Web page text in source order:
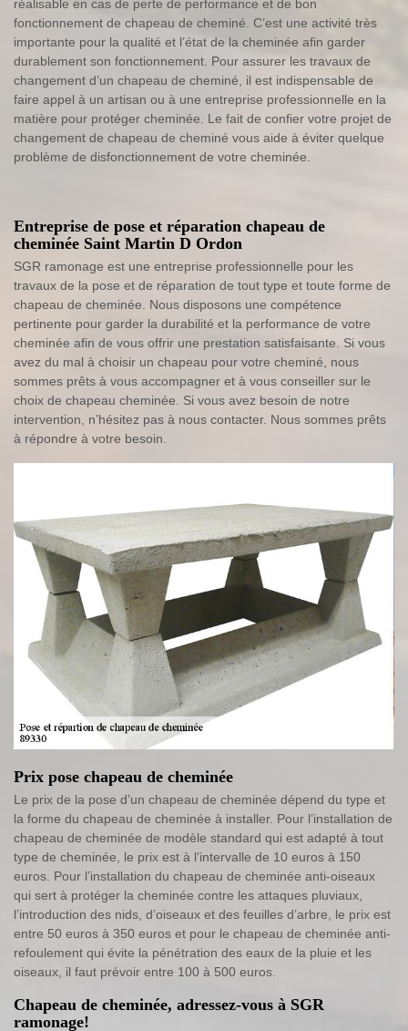
réalisable en cas de perte de performance et de bon
fonctionnement de chapeau de cheminé. C’est une activité très
importante pour la qualité et l’état de la cheminée afin garder
durablement son fonctionnement. Pour assurer les travaux de
changement d’un chapeau de cheminé, il est indispensable de
faire appel à un artisan ou à une entreprise professionnelle en la
matière pour protéger cheminée. Le fait de confier votre projet de
changement de chapeau de cheminé vous aide à éviter quelque
problème de disfonctionnement de votre cheminée.
Entreprise de pose et réparation chapeau de
cheminée Saint Martin D Ordon
SGR ramonage est une entreprise professionnelle pour les
travaux de la pose et de réparation de tout type et toute forme de
chapeau de cheminée. Nous disposons une compétence
pertinente pour garder la durabilité et la performance de votre
cheminée afin de vous offrir une prestation satisfaisante. Si vous
avez du mal à choisir un chapeau pour votre cheminé, nous
sommes prêts à vous accompagner et à vous conseiller sur le
choix de chapeau cheminée. Si vous avez besoin de notre
intervention, n’hésitez pas à nous contacter. Nous sommes prêts
à répondre à votre besoin.
Prix pose chapeau de cheminée
Le prix de la pose d’un chapeau de cheminée dépend du type et
la forme du chapeau de cheminée à installer. Pour l’installation de
chapeau de cheminée de modèle standard qui est adapté à tout
type de cheminée, le prix est à l’intervalle de 10 euros à 150
euros. Pour l’installation du chapeau de cheminée anti-oiseaux
qui sert à protéger la cheminée contre les attaques pluviaux,
l’introduction des nids, d’oiseaux et des feuilles d’arbre, le prix est
entre 50 euros à 350 euros et pour le chapeau de cheminée anti-
refoulement qui évite la pénétration des eaux de la pluie et les
oiseaux, il faut prévoir entre 100 à 500 euros.
Chapeau de cheminée, adressez-vous à SGR
ramonage!